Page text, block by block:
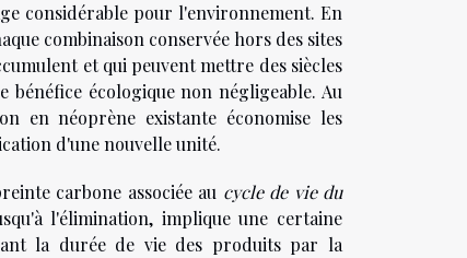
considérable pour l'environnement. En
combinaison conservée hors des sites
et qui peuvent mettre des siècles
bénéfice écologique non négligeable. Au
en néoprène existante économise les
d'une nouvelle unité.
carbone associée au cycle de vie du
l'élimination, implique une certaine
la durée de vie des produits par la